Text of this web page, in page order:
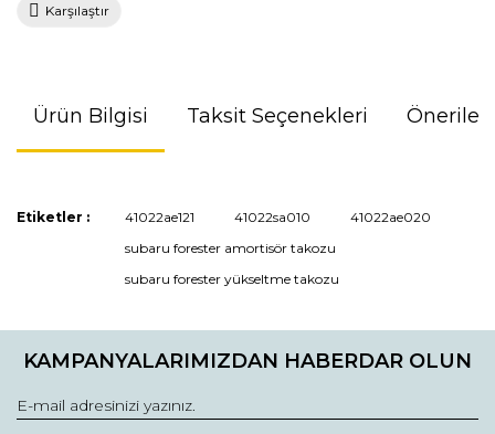
Karşılaştır
Ürün Bilgisi Taksit Seçenekleri
Bu ürünün fiyat bilgisi, resim, ürün açıklamalarında ve diğer
kullanarak tarafımıza iletebilirsiniz.
Görüş ve önerileriniz için teşekkür ederiz.
Ürün resmi kalitesiz, bozuk veya görüntülenemiyor.
Ürün açıklamasında eksik bilgiler bulunuyor.
Ürün fiyatı diğer sitelerden daha pahalı.
Etiketler : 41022ae121 41022sa010
41022ae020
subaru forester amortisör takozu
subaru forester yükseltme takozu
KAMPANYALARIMIZDAN HABERDAR OLUN